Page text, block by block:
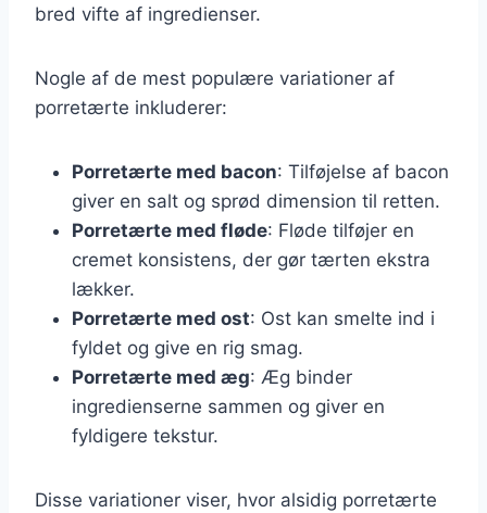
bred vifte af ingredienser.
Nogle af de mest populære variationer af
porretærte inkluderer:
Porretærte med bacon: Tilføjelse af bacon
giver en salt og sprød dimension til retten.
Porretærte med fløde: Fløde tilføjer en
cremet konsistens, der gør tærten ekstra
lækker.
Porretærte med ost: Ost kan smelte ind i
fyldet og give en rig smag.
Porretærte med æg: Æg binder
ingredienserne sammen og giver en
fyldigere tekstur.
Disse variationer viser, hvor alsidig porretærte